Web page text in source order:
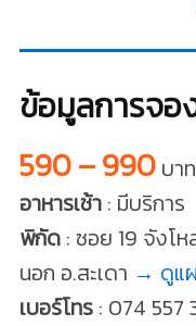
ข้อมูลการจอ
590 – 990บา
อาหารเช้า: มีบริการ
พิกัด: ซอย 19 จังโ
นอก อ.สะเดา → ดูแ
เบอร์โทร: 074 557